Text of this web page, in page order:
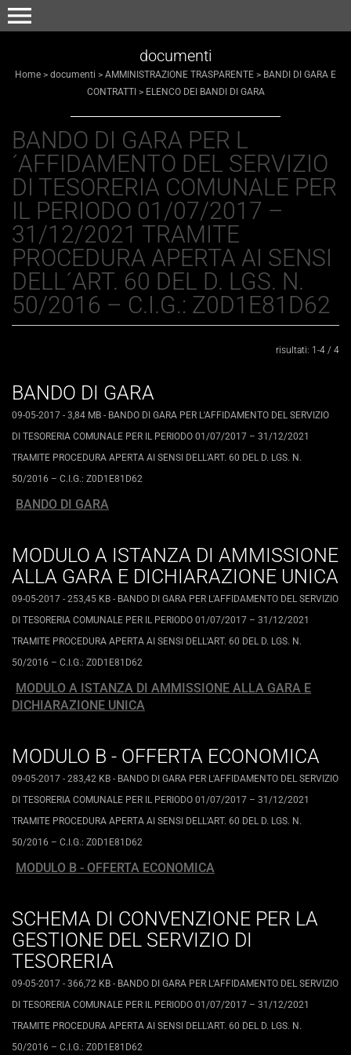
menu
documenti
Home > documenti > AMMINISTRAZIONE TRASPARENTE > BANDI DI GARA E
CONTRATTI > ELENCO DEI BANDI DI GARA
Invia
BANDO DI GARA PER L
´AFFIDAMENTO DEL SERVIZIO
DI TESORERIA COMUNALE PER
IL PERIODO 01/07/2017 –
31/12/2021 TRAMITE
PROCEDURA APERTA AI SENSI
DELL´ART. 60 DEL D. LGS. N.
50/2016 – C.I.G.: Z0D1E81D62
risultati: 1-4 / 4
BANDO DI GARA
09-05-2017 - 3,84 MB - BANDO DI GARA PER L'AFFIDAMENTO DEL SERVIZIO
DI TESORERIA COMUNALE PER IL PERIODO 01/07/2017 – 31/12/2021
TRAMITE PROCEDURA APERTA AI SENSI DELL'ART. 60 DEL D. LGS. N.
50/2016 – C.I.G.: Z0D1E81D62
BANDO DI GARA
MODULO A ISTANZA DI AMMISSIONE
ALLA GARA E DICHIARAZIONE UNICA
09-05-2017 - 253,45 KB - BANDO DI GARA PER L'AFFIDAMENTO DEL SERVIZIO
DI TESORERIA COMUNALE PER IL PERIODO 01/07/2017 – 31/12/2021
TRAMITE PROCEDURA APERTA AI SENSI DELL'ART. 60 DEL D. LGS. N.
50/2016 – C.I.G.: Z0D1E81D62
MODULO A ISTANZA DI AMMISSIONE ALLA GARA E
DICHIARAZIONE UNICA
MODULO B - OFFERTA ECONOMICA
09-05-2017 - 283,42 KB - BANDO DI GARA PER L'AFFIDAMENTO DEL SERVIZIO
DI TESORERIA COMUNALE PER IL PERIODO 01/07/2017 – 31/12/2021
TRAMITE PROCEDURA APERTA AI SENSI DELL'ART. 60 DEL D. LGS. N.
50/2016 – C.I.G.: Z0D1E81D62
MODULO B - OFFERTA ECONOMICA
SCHEMA DI CONVENZIONE PER LA
GESTIONE DEL SERVIZIO DI
TESORERIA
09-05-2017 - 366,72 KB - BANDO DI GARA PER L'AFFIDAMENTO DEL SERVIZIO
DI TESORERIA COMUNALE PER IL PERIODO 01/07/2017 – 31/12/2021
TRAMITE PROCEDURA APERTA AI SENSI DELL'ART. 60 DEL D. LGS. N.
50/2016 – C.I.G.: Z0D1E81D62